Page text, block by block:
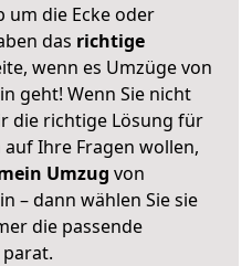
um die Ecke oder
das richtige
wenn es Umzüge von
geht! Wenn Sie nicht
die richtige Lösung für
Ihre Fragen wollen,
Umzug von
– dann wählen Sie sie
die passende